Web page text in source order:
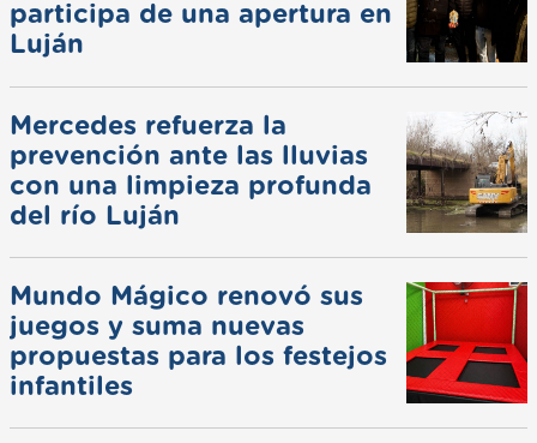
participa de una apertura en
Luján
Mercedes refuerza la
prevención ante las lluvias
con una limpieza profunda
del río Luján
Mundo Mágico renovó sus
juegos y suma nuevas
propuestas para los festejos
infantiles